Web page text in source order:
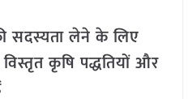
लेने के लिए
कृषि पद्धतियों और